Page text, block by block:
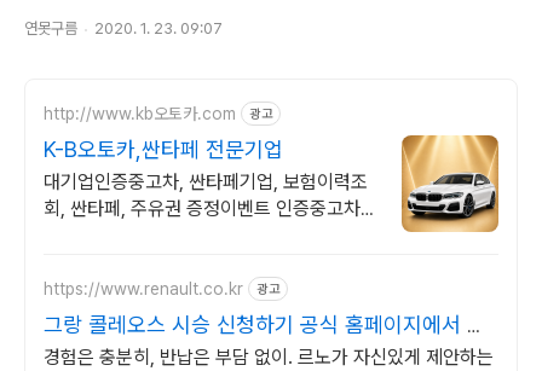
연못구름 2020. 1. 23. 09:07
http://www.kb오토카.com 광고
K-B오토카,싼타페 전문기업
대기업인증중고차, 싼타페기업, 보험이력조
회, 싼타페, 주유권 증정이벤트 인증중고차 7
https://www.renault.co.kr 광고
그랑 콜레오스 시승 신청하기 공식 홈페이지에서 만
나보세요
경험은 충분히, 반납은 부담 없이. 르노가 자신있게 제안하는